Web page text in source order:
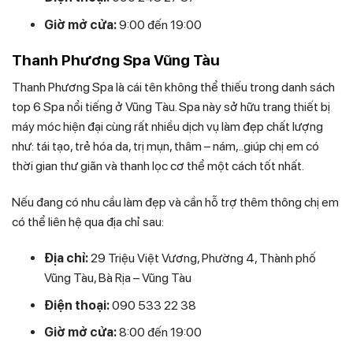
Giờ mở cửa:9:00 đến 19:00
Thanh Phương Spa Vũng Tàu
Thanh Phương Spa là cái tên không thể thiếu trong danh sách
top 6 Spa nổi tiếng ở Vũng Tàu. Spa này sở hữu trang thiết bị
máy móc hiện đại cùng rất nhiều dịch vụ làm đẹp chất lượng
như: tái tạo, trẻ hóa da, trị mụn, thâm – nám,..giúp chị em có
thời gian thư giãn và thanh lọc cơ thể một cách tốt nhất.
Nếu đang có nhu cầu làm đẹp và cần hỗ trợ thêm thông chị em
có thể liên hệ qua địa chỉ sau:
Địa chỉ:29 Triệu Việt Vương, Phường 4, Thành phố
Vũng Tàu, Bà Rịa – Vũng Tàu
Điện thoại:090 533 22 38
Giờ mở cửa:8:00 đến 19:00